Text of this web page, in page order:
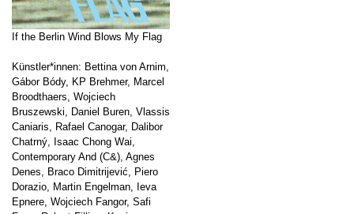
If the Berlin Wind Blows My Flag
Künstler*innen: Bettina von Arnim,
Gábor Bódy, KP Brehmer, Marcel
Broodthaers, Wojciech
Bruszewski, Daniel Buren, Vlassis
Caniaris, Rafael Canogar, Dalibor
Chatrný, Isaac Chong Wai,
Contemporary And (C&), Agnes
Denes, Braco Dimitrijević, Piero
Dorazio, Martin Engelman, Ieva
Epnere, Wojciech Fangor, Safi